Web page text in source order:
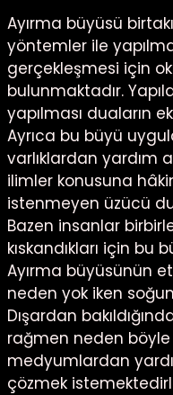
Ayırma büyüsü
yöntemler ile
gerçekleşmesi için
bulunmaktadır.
yapılması duaların
Ayrıca bu büyü
varlıklardan yardım
ilimler konusuna
istenmeyen üzücü
Bazen insanlar
kıskandıkları için bu
Ayırma büyüsünün
neden yok iken
Dışardan
rağmen neden
medyumlardan
çözmek